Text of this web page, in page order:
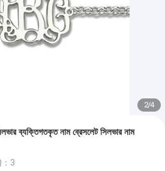
2/4
ব্যক্তিগতকৃত নাম ব্রেসলেট সিলভার নাম
：3